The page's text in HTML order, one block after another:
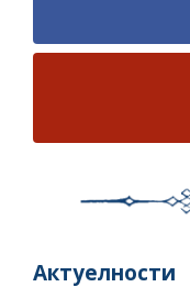
Актуелности